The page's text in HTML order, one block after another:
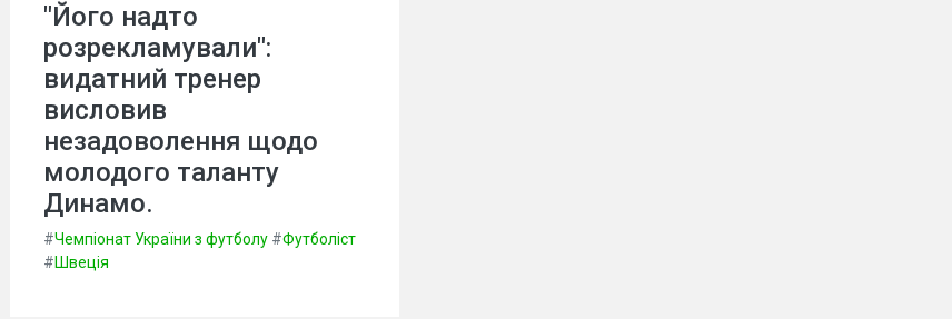
"Його надто
розрекламували":
видатний тренер
висловив
незадоволення щодо
молодого таланту
Динамо.
#Чемпіонат України з футболу #Футболіст
#Швеція